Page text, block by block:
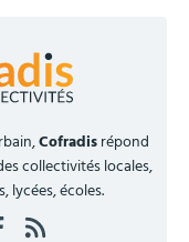
Cofradisrépond
collectivités locales,
lycées, écoles.